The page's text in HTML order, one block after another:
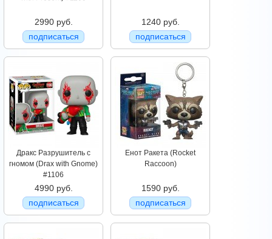
2990 руб.
подписаться
1240 руб.
подписаться
Дракс Разрушитель с
гномом (Drax with Gnome)
#1106
4990 руб.
подписаться
Енот Ракета (Rocket
Raccoon)
1590 руб.
подписаться